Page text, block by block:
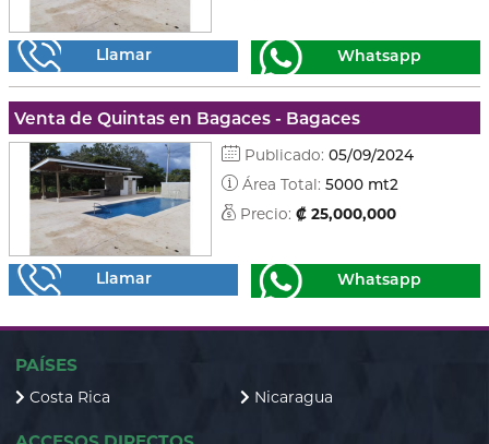
Llamar Whatsapp
Venta de Quintas en Bagaces - Bagaces
Publicado: 05/09/2024
Área Total: 5000 mt2
Precio: ₡ 25,000,000
Llamar Whatsapp
PAÍSES
Costa Rica Nicaragua